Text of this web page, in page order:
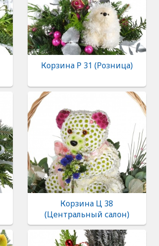
Корзина Р 31 (Розница)
Корзина Ц 38
(Центральный салон)